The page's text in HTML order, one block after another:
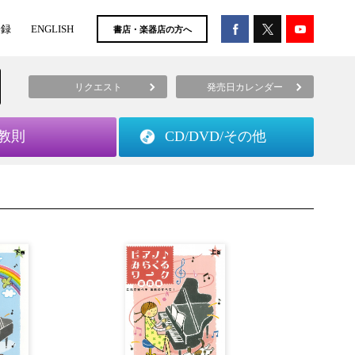
ENGLISH 書店・楽器店の方へ
リクエスト 発売日カレンダー
則 CD/DVD/その他